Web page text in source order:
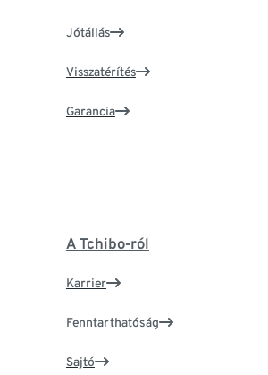
Jótállás
Visszatérítés
Garancia
A Tchibo-ról
Karrier
Fenntarthatóság
Sajtó